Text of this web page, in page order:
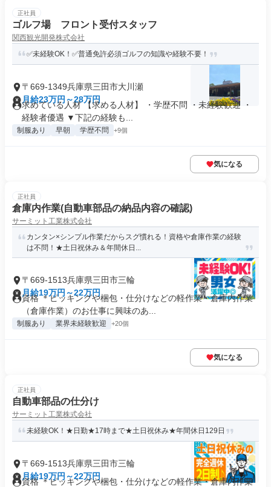
正社員
ゴルフ場 フロント受付スタッフ
関西観光開発株式会社
✅未経験OK！✅普通免許必須ゴルフの知識や経験不要！
〒669-1349兵庫県三田市大川瀬
月給23万円～28万円
求めている人材 【求める人材】 ・学歴不問 ・未経験歓迎 ・
経験者優遇 ▼下記の経験も...
制服あり 早朝 学歴不問 +9個
気になる
正社員
倉庫内作業(自動車部品の納品内容の確認)
サーミット工業株式会社
カンタン×シンプル作業だからスグ慣れる！資格や倉庫作業の経験
は不問！★土日祝休み＆年間休日...
〒669-1513兵庫県三田市三輪
月給19万円～22万円
資格 ＊ピッキングや梱包・仕分けなどの軽作業・倉庫内作業
（倉庫作業）のお仕事に興味のあ...
制服あり 業界未経験歓迎 +20個
気になる
正社員
自動車部品の仕分け
サーミット工業株式会社
未経験OK！★日勤★17時まで★土日祝休み★年間休日129日
〒669-1513兵庫県三田市三輪
月給19万円～22万円
資格 ＊ピッキングや梱包・仕分けなどの軽作業・倉庫内作業